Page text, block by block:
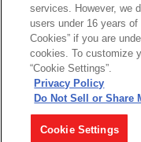
©BANDAI
コ
services. However, we
users under 16 years of
Cookies” if you are
cookies. To customize
“Cookie Settings”.
Privacy Policy
Do Not Sell or Share
Cookie Settings